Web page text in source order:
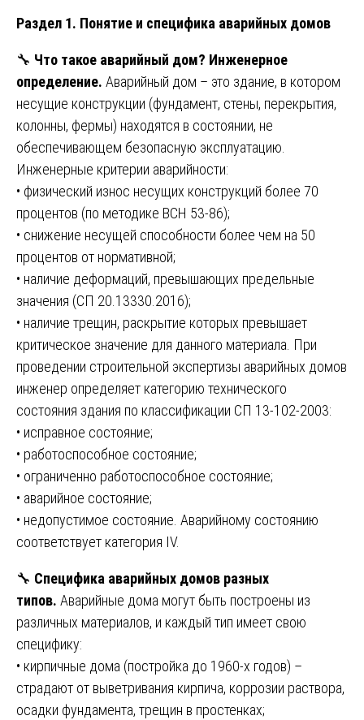
Раздел 1. Понятие и специфика аварийных домов
🔧 Что такое аварийный дом? Инженерное
определение. Аварийный дом – это здание, в котором
несущие конструкции (фундамент, стены, перекрытия,
колонны, фермы) находятся в состоянии, не
обеспечивающем безопасную эксплуатацию.
Инженерные критерии аварийности:
• физический износ несущих конструкций более 70
процентов (по методике ВСН 53-86);
• снижение несущей способности более чем на 50
процентов от нормативной;
• наличие деформаций, превышающих предельные
значения (СП 20.13330.2016);
• наличие трещин, раскрытие которых превышает
критическое значение для данного материала. При
проведении строительной экспертизы аварийных домов
инженер определяет категорию технического
состояния здания по классификации СП 13-102-2003:
• исправное состояние;
• работоспособное состояние;
• ограниченно работоспособное состояние;
• аварийное состояние;
• недопустимое состояние. Аварийному состоянию
соответствует категория IV.
🔧 Специфика аварийных домов разных
типов. Аварийные дома могут быть построены из
различных материалов, и каждый тип имеет свою
специфику:
• кирпичные дома (постройка до 1960-х годов) –
страдают от выветривания кирпича, коррозии раствора,
осадки фундамента, трещин в простенках;